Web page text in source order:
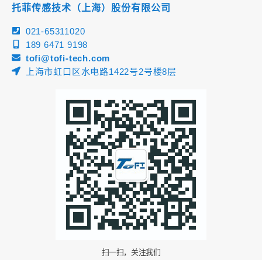
托菲传感技术（上海）股份有限公司
021-65311020
189 6471 9198
tofi@tofi-tech.com
上海市虹口区水电路1422号2号楼8层
扫一扫，关注我们